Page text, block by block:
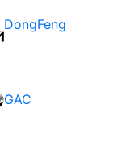
DongFeng
GAC